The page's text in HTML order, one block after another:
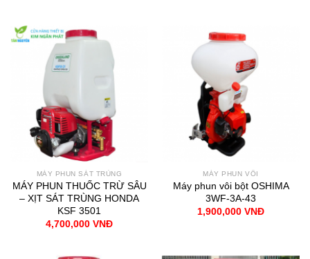
MÁY PHUN SÁT TRÙNG
MÁY PHUN THUỐC TRỪ SÂU
– XỊT SÁT TRÙNG HONDA
KSF 3501
4,700,000 VNĐ
MÁY PHUN VÔI
Máy phun vôi bột OSHIMA
3WF-3A-43
1,900,000 VNĐ